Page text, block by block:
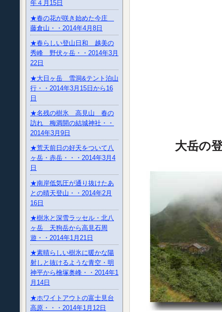
年４月15日
★春の花が咲き始めた今庄
藤倉山・・2014年4月8日
★春らしい登山日和 越美の
秀峰 野伏ヶ岳・・2014年3月
22日
★大日ヶ岳 雪洞&テント泊山
行・・2014年3月15日から16
日
★名残の樹氷 高見山 春の
訪れ 梅満開の結城神社・・
2014年3月9日
★荒天前日の好天をついて八
ヶ岳・赤岳・・・2014年3月4
日
★南岸低気圧が通り抜けたあ
との晴天登山・・2014年2月
16日
★樹氷と深雪ラッセル・北八
ヶ岳 天狗岳から高見石周
遊・・2014年1月21日
★素晴らしい樹氷に暖かな陽
射しと抜けるような青空・明
神平から檜塚奥峰・・2014年1
月14日
★ホワイトアウトの富士見台
高原・・・2014年1月12日
大岳の登